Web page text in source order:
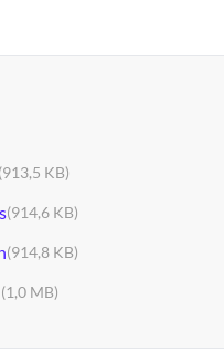
(913,5 KB)
(914,6 KB)
(914,8 KB)
(1,0 MB)